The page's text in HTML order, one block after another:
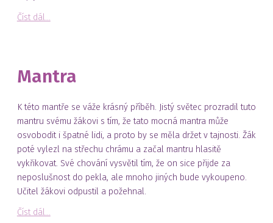
Číst dál...
Mantra
K této mantře se váže krásný příběh. Jistý světec prozradil tuto
mantru svému žákovi s tím, že tato mocná mantra může
osvobodit i špatné lidi, a proto by se měla držet v tajnosti. Žák
poté vylezl na střechu chrámu a začal mantru hlasitě
vykřikovat. Své chování vysvětil tím, že on sice přijde za
neposlušnost do pekla, ale mnoho jiných bude vykoupeno.
Učitel žákovi odpustil a požehnal.
Číst dál...